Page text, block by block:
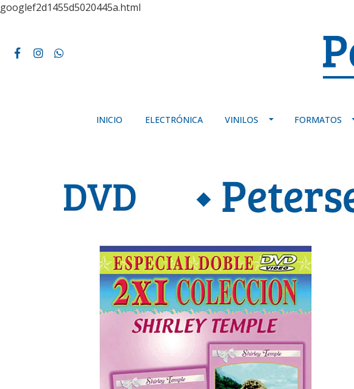
googlef2d1455d5020445a.html
INICIO ELECTRÓNICA VINILOS FORMATOS